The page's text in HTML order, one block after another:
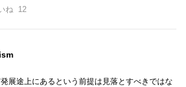
12
展途上にあるという前提は見落とすべきではな